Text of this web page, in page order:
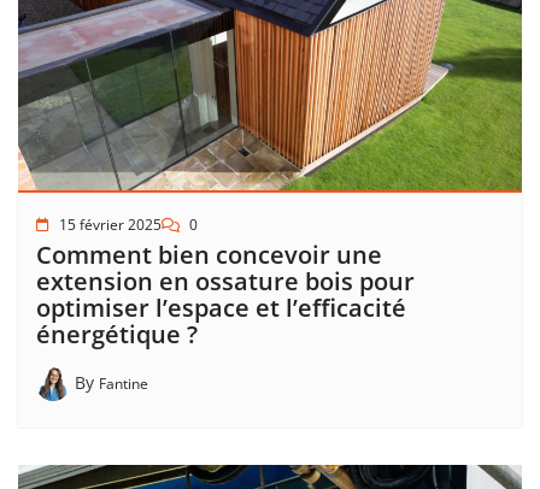
15 février 2025 0
Comment bien concevoir une
extension en ossature bois pour
optimiser l’espace et l’efficacité
énergétique ?
By Fantine